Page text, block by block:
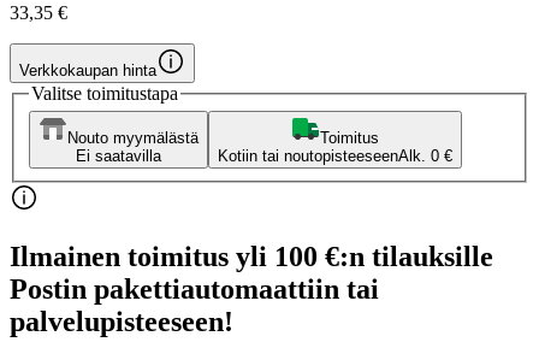
33,35 €
Verkkokaupan hinta
Valitse toimitustapa
Nouto myymälästä
Ei saatavilla
Toimitus
Kotiin tai noutopisteeseenAlk. 0 €
Ilmainen toimitus yli 100 €:n tilauksille
Postin pakettiautomaattiin tai
palvelupisteeseen!